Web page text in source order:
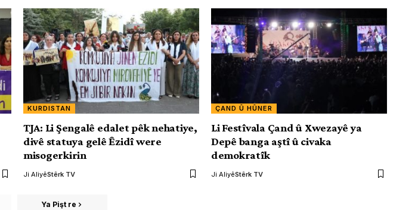
KURDISTAN
TJA: Li Şengalê edalet pêk nehatiye,
divê statuya gelê Êzidî were
misogerkirin
Ji AliyêStêrk TV
ÇAND Û HÛNER
Li Festîvala Çand û Xwezayê ya
Depê banga aştî û civaka
demokratîk
Ji AliyêStêrk TV
Ya Pişt re